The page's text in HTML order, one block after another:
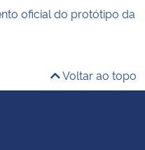
oficial do protótipo da
Voltar ao topo